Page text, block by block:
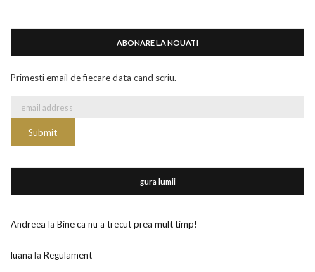
ABONARE LA NOUATI
Primesti email de fiecare data cand scriu.
gura lumii
Andreea la Bine ca nu a trecut prea mult timp!
luana la Regulament